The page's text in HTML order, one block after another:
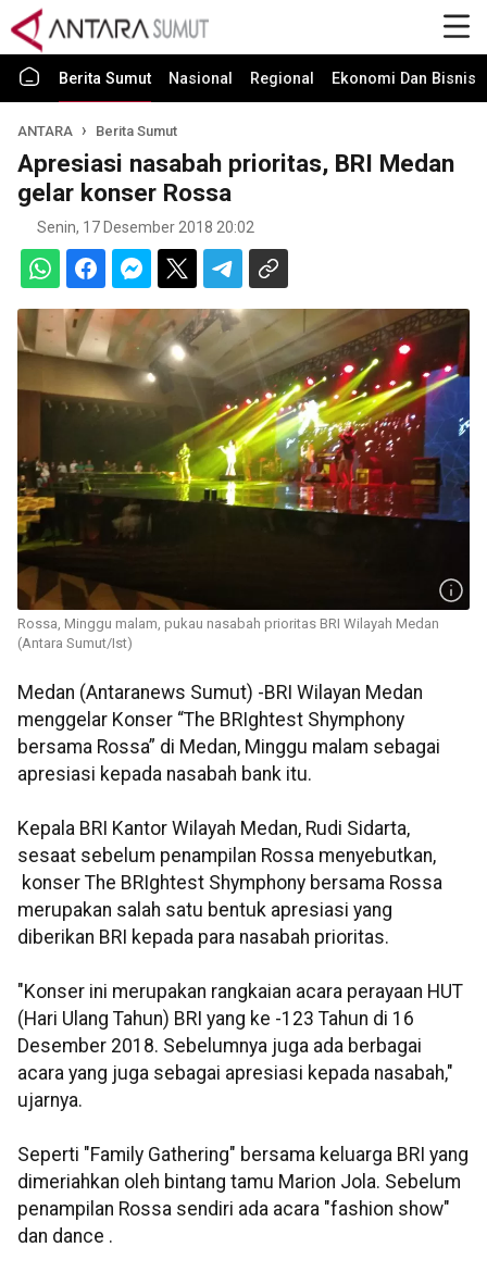
Berita Sumut Nasional Regional Ekonomi Dan Bisnis
ANTARA Berita Sumut
Apresiasi nasabah prioritas, BRI Medan
gelar konser Rossa
Senin, 17 Desember 2018 20:02
Rossa, Minggu malam, pukau nasabah prioritas BRI Wilayah Medan
(Antara Sumut/Ist)
Medan (Antaranews Sumut) -BRI Wilayan Medan
menggelar Konser “The BRIghtest Shymphony
bersama Rossa” di Medan, Minggu malam sebagai
apresiasi kepada nasabah bank itu.
Kepala BRI Kantor Wilayah Medan, Rudi Sidarta,
sesaat sebelum penampilan Rossa menyebutkan,
konser The BRIghtest Shymphony bersama Rossa
merupakan salah satu bentuk apresiasi yang
diberikan BRI kepada para nasabah prioritas.
"Konser ini merupakan rangkaian acara perayaan HUT
(Hari Ulang Tahun) BRI yang ke -123 Tahun di 16
Desember 2018. Sebelumnya juga ada berbagai
acara yang juga sebagai apresiasi kepada nasabah,"
ujarnya.
Seperti "Family Gathering" bersama keluarga BRI yang
dimeriahkan oleh bintang tamu Marion Jola. Sebelum
penampilan Rossa sendiri ada acara "fashion show"
dan dance .